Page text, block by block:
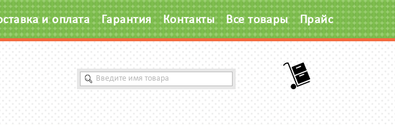
и оплата Гарантия Контакты Все товары Прайс